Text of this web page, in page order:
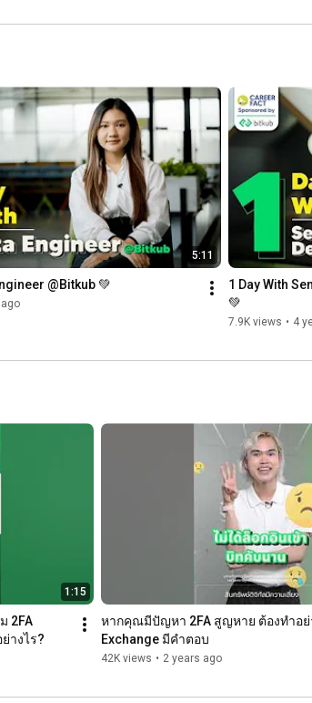
5:11
@Bitkub 💚
1 Day With
💚
7.9K views • 4
1:15
2FA
างไร?
หากคุณมีปัญหา 2FA สูญหาย ต้องทำอย่
Exchange มีคำตอบ
42K views • 2 years ago